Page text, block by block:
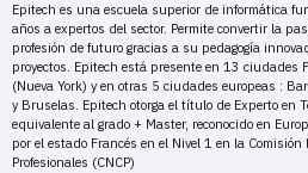
Epitech es una escuela superior de informática
años a expertos del sector. Permite convertir la
profesión de futuro gracias a su pedagogía
proyectos. Epitech está presente en 13 ciudades
(Nueva York) y en otras 5 ciudades europeas :
y Bruselas. Epitech otorga el título de Experto en
equivalente al grado + Master, reconocido en
por el estado Francés en el Nivel 1 en la
Profesionales (CNCP)